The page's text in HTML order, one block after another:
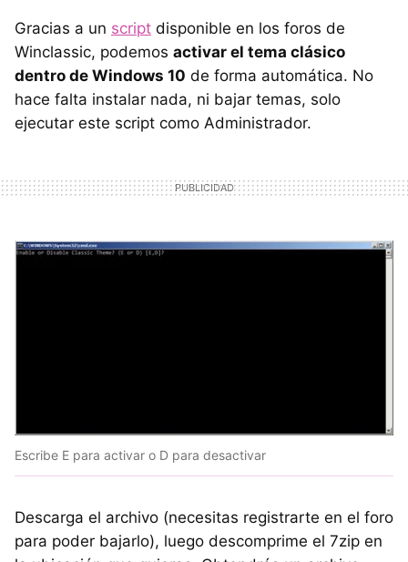
Gracias a un script disponible en los foros de
Winclassic, podemos activar el tema clásico
dentro de Windows 10 de forma automática. No
hace falta instalar nada, ni bajar temas, solo
ejecutar este script como Administrador.
Escribe E para activar o D para desactivar
Descarga el archivo (necesitas registrarte en el foro
para poder bajarlo), luego descomprime el 7zip en